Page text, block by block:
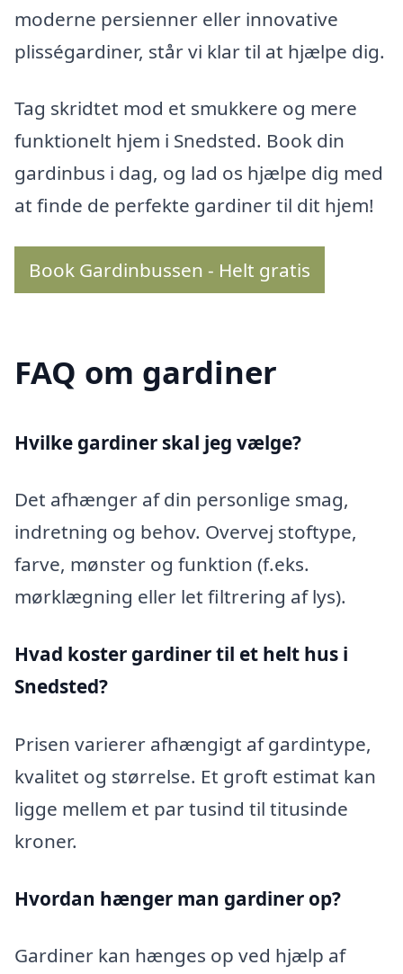
moderne persienner eller innovative
plisségardiner, står vi klar til at hjælpe dig.
Tag skridtet mod et smukkere og mere
funktionelt hjem i Snedsted. Book din
gardinbus i dag, og lad os hjælpe dig med
at finde de perfekte gardiner til dit hjem!
Book Gardinbussen - Helt gratis
FAQ om gardiner
Hvilke gardiner skal jeg vælge?
Det afhænger af din personlige smag,
indretning og behov. Overvej stoftype,
farve, mønster og funktion (f.eks.
mørklægning eller let filtrering af lys).
Hvad koster gardiner til et helt hus i
Snedsted?
Prisen varierer afhængigt af gardintype,
kvalitet og størrelse. Et groft estimat kan
ligge mellem et par tusind til titusinde
kroner.
Hvordan hænger man gardiner op?
Gardiner kan hænges op ved hjælp af